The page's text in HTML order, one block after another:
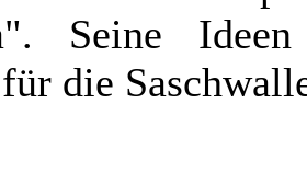
Seine
die